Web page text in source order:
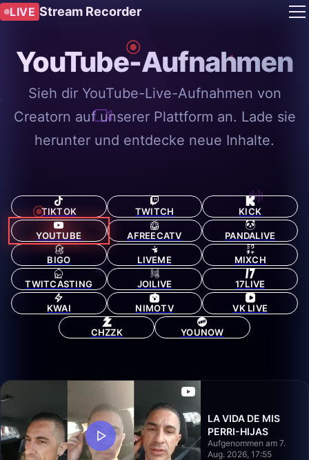
LIVE Stream Recorder
YouTube-Aufnahmen
Sieh dir YouTube-Live-Aufnahmen von
Creatorn auf unserer Plattform an. Lade sie
herunter und entdecke neue Inhalte.
TIKTOK TWITCH KICK
YOUTUBE AFREECATV PANDALIVE
BIGO LIVEME MIXCH
TWITCASTING JOILIVE 17LIVE
KWAI NIMOTV VK LIVE
CHZZK YOUNOW
LA VIDA DE MIS
PERRI-HIJAS
Aufgenommen am 7.
Aug. 2026, 17:55